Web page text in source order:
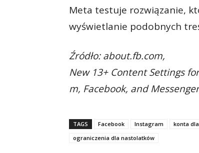
Meta testuje rozwiązanie,
wyświetlanie podobnych
Źródło: about.fb.com,
New 13+ Content Settings
m, Facebook, and
TAGS Facebook Instagram konta
ograniczenia dla nastolatków